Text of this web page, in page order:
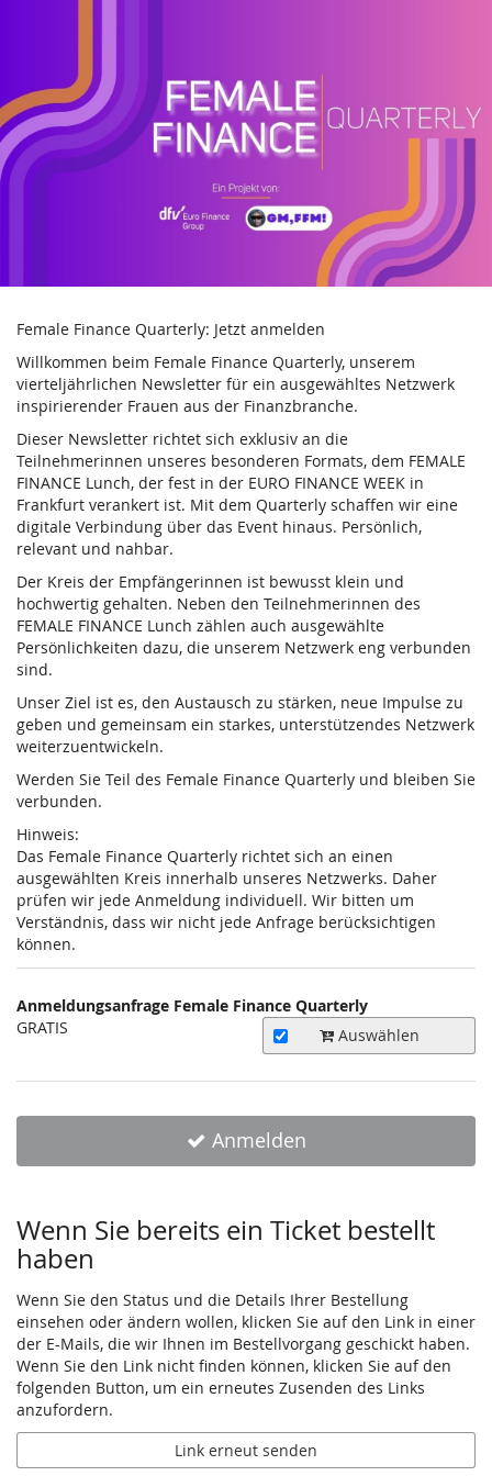
springen
Finance
Quarterly
Female Finance Quarterly: Jetzt anmelden
Willkommen beim Female Finance Quarterly, unserem
vierteljährlichen Newsletter für ein ausgewähltes Netzwerk
inspirierender Frauen aus der Finanzbranche.
Dieser Newsletter richtet sich exklusiv an die
Teilnehmerinnen unseres besonderen Formats, dem FEMALE
FINANCE Lunch, der fest in der EURO FINANCE WEEK in
Frankfurt verankert ist. Mit dem Quarterly schaffen wir eine
digitale Verbindung über das Event hinaus. Persönlich,
relevant und nahbar.
Der Kreis der Empfängerinnen ist bewusst klein und
hochwertig gehalten. Neben den Teilnehmerinnen des
FEMALE FINANCE Lunch zählen auch ausgewählte
Persönlichkeiten dazu, die unserem Netzwerk eng verbunden
sind.
Unser Ziel ist es, den Austausch zu stärken, neue Impulse zu
geben und gemeinsam ein starkes, unterstützendes Netzwerk
weiterzuentwickeln.
Werden Sie Teil des Female Finance Quarterly und bleiben Sie
verbunden.
Hinweis:
Das Female Finance Quarterly richtet sich an einen
ausgewählten Kreis innerhalb unseres Netzwerks. Daher
prüfen wir jede Anmeldung individuell. Wir bitten um
Verständnis, dass wir nicht jede Anfrage berücksichtigen
können.
Produkte
Unkategorisierte
Anmeldungsanfrage Female Finance Quarterly
GRATIS
Auswählen
Anmelden
Wenn Sie bereits ein Ticket bestellt
haben
Wenn Sie den Status und die Details Ihrer Bestellung
einsehen oder ändern wollen, klicken Sie auf den Link in einer
der E-Mails, die wir Ihnen im Bestellvorgang geschickt haben.
Wenn Sie den Link nicht finden können, klicken Sie auf den
folgenden Button, um ein erneutes Zusenden des Links
anzufordern.
Link erneut senden